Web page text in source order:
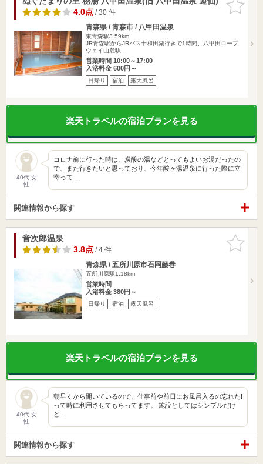
りに追加
4.0点/ 30 件
青森県 / 青森市 / 八甲田温泉
東青森駅3.59km
JR青森駅からJRバス十和田湖行きで1時間、八甲田ロープ
ウェイ山麓駅…
営業時間 10:00～17:00
入浴料金 600円～
日帰り 宿泊 露天風呂
楽天トラベルの宿泊プランを見る
40代 女
性
コロナ前に行った時は、炭酸の湯などとってもよいお湯だったの
で、また行きたいと思っており、今年酸ヶ湯温泉に行った際に立
寄って…
関連情報から探す
お気に入
りに追加
音次郎温泉
3.8点/ 4 件
青森県 / 五所川原市石岡藤巻
五所川原駅1.18km
営業時間
入浴料金 380円～
日帰り 宿泊 露天風呂
楽天トラベルの宿泊プランを見る
40代 女
性
朝早くから開いているので、仕事前や前日にお風呂入るの忘れた!
って時に利用させてもらってます。 施設としてはシンプルだけ
ど…
関連情報から探す